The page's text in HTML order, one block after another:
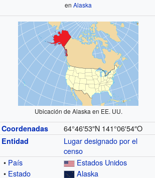
enAlaska
Ubicación de Alaska en EE. UU.
Coordenadas 64°46′53″N 141°06′54″O
Entidad
Lugar designado por el
censo
• País
Estados Unidos
• Estado
Alaska